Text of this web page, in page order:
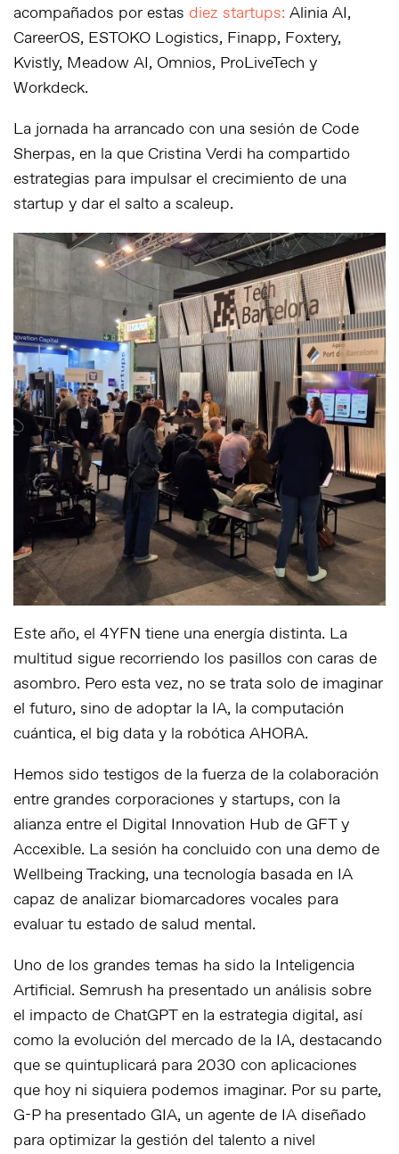
acompañados por estas diez startups: Alinia AI,
CareerOS, ESTOKO Logistics, Finapp, Foxtery,
Kvistly, Meadow AI, Omnios, ProLiveTech y
Workdeck.
La jornada ha arrancado con una sesión de Code
Sherpas, en la que Cristina Verdi ha compartido
estrategias para impulsar el crecimiento de una
startup y dar el salto a scaleup.
Este año, el 4YFN tiene una energía distinta. La
multitud sigue recorriendo los pasillos con caras de
asombro. Pero esta vez, no se trata solo de imaginar
el futuro, sino de adoptar la IA, la computación
cuántica, el big data y la robótica AHORA.
Hemos sido testigos de la fuerza de la colaboración
entre grandes corporaciones y startups, con la
alianza entre el Digital Innovation Hub de GFT y
Accexible. La sesión ha concluido con una demo de
Wellbeing Tracking, una tecnología basada en IA
capaz de analizar biomarcadores vocales para
evaluar tu estado de salud mental.
Uno de los grandes temas ha sido la Inteligencia
Artificial. Semrush ha presentado un análisis sobre
el impacto de ChatGPT en la estrategia digital, así
como la evolución del mercado de la IA, destacando
que se quintuplicará para 2030 con aplicaciones
que hoy ni siquiera podemos imaginar. Por su parte,
G-P ha presentado GIA, un agente de IA diseñado
para optimizar la gestión del talento a nivel